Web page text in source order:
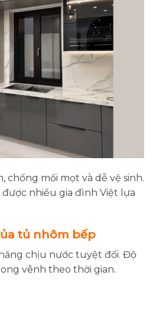
chống mối mọt và dễ vệ sinh.
được nhiều gia đình Việt lựa
tủ nhôm bếp
chịu nước tuyệt đối. Độ
vênh theo thời gian.